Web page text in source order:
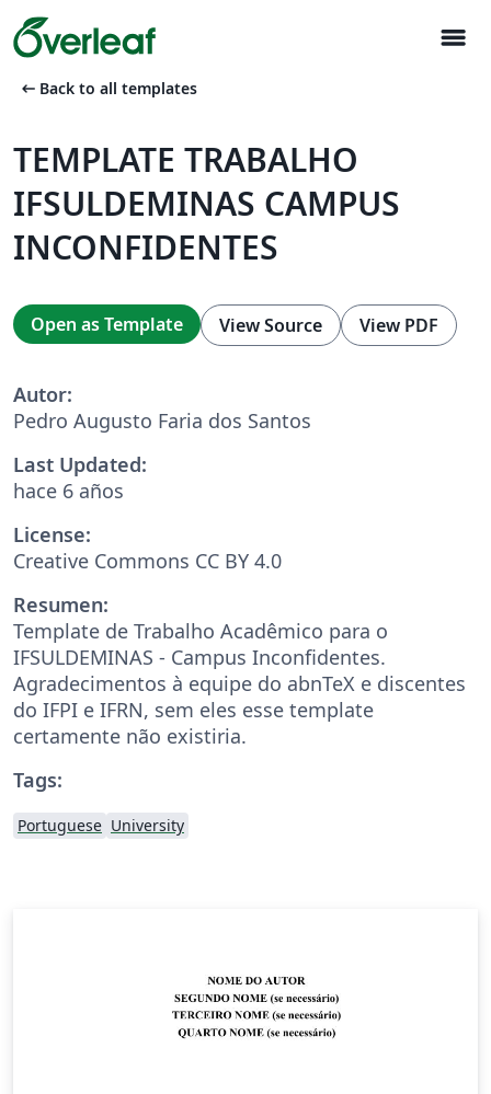
menu
arrow_left_alt Back to all templates
TEMPLATE TRABALHO
IFSULDEMINAS CAMPUS
INCONFIDENTES
Open as Template View Source View PDF
Autor:
Pedro Augusto Faria dos Santos
Last Updated:
hace 6 años
License:
Creative Commons CC BY 4.0
Resumen:
Template de Trabalho Acadêmico para o
IFSULDEMINAS - Campus Inconfidentes.
Agradecimentos à equipe do abnTeX e discentes
do IFPI e IFRN, sem eles esse template
certamente não existiria.
Tags:
Portuguese University